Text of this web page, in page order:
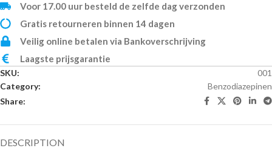
Voor 17.00 uur besteld de zelfde dag verzonden
Gratis retourneren binnen 14 dagen
Veilig online betalen via Bankoverschrijving
Laagste prijsgarantie
SKU:
001
Category:
Benzodiazepinen
Share:
DESCRIPTION